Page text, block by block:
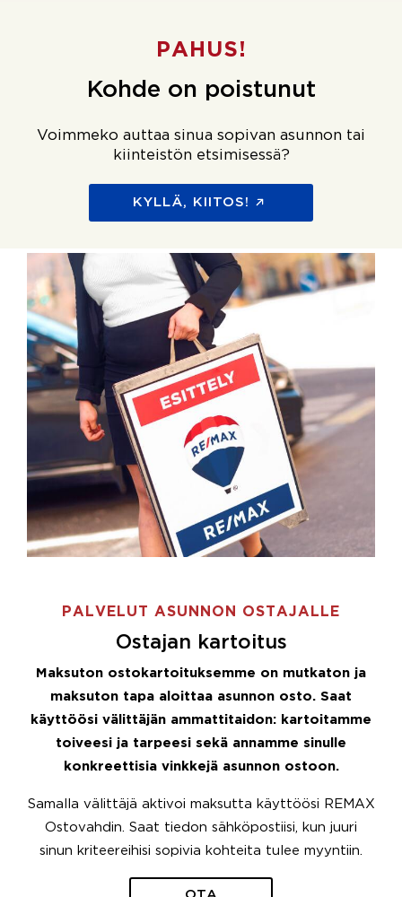
PAHUS!
Kohde on poistunut
Voimmeko auttaa sinua sopivan asunnon tai
kiinteistön etsimisessä?
KYLLÄ, KIITOS!
PALVELUT ASUNNON OSTAJALLE
Ostajan kartoitus
Maksuton ostokartoituksemme on mutkaton ja
maksuton tapa aloittaa asunnon osto. Saat
käyttöösi välittäjän ammattitaidon: kartoitamme
toiveesi ja tarpeesi sekä annamme sinulle
konkreettisia vinkkejä asunnon ostoon.
Samalla välittäjä aktivoi maksutta käyttöösi REMAX
Ostovahdin. Saat tiedon sähköpostiisi, kun juuri
sinun kriteereihisi sopivia kohteita tulee myyntiin.
OTA